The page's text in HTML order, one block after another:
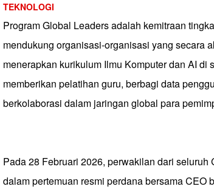
TEKNOLOGI
Program Global Leaders adalah kemitraan
mendukung organisasi-organisasi yang secara
menerapkan kurikulum Ilmu Komputer dan AI di
memberikan pelatihan guru, berbagi data
berkolaborasi dalam jaringan global para
Pada 28 Februari 2026, perwakilan dari seluruh
dalam pertemuan resmi perdana bersama CEO